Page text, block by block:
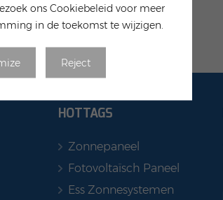
ons Cookiebeleid voor meer
in de toekomst te wijzigen.
Reject
HOTTAGS
Zonnepaneel
Fotovoltaïsch Paneel
Ess Zonnesystemen